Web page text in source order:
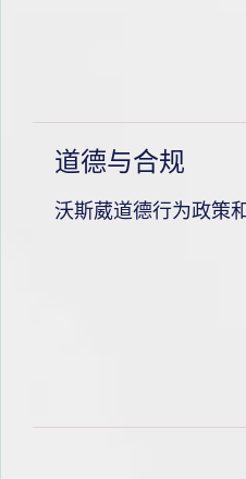
道德与合规
沃斯葳道德行为政策